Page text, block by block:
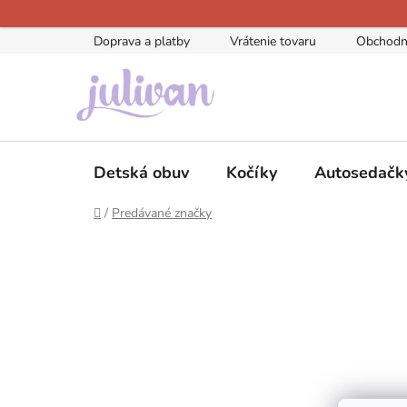
na
Doprava a platby Vrátenie tovaru
Detská obuv Kočíky
Domov
/ Predávané značky